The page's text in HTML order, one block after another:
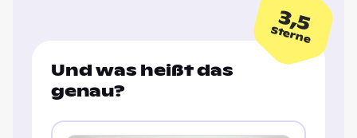
3,5
Sterne
Und was heißt das
genau?